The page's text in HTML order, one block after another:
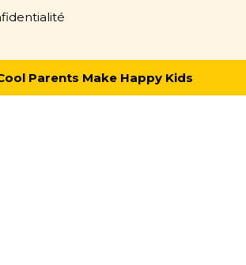
Parents Make Happy Kids